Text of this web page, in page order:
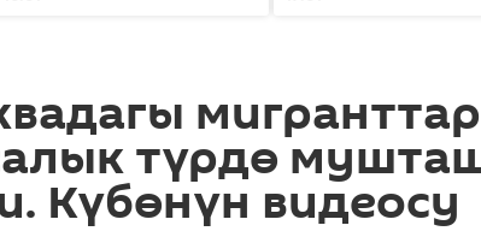
мигранттар
түрдө
Күбөнүн видеосу